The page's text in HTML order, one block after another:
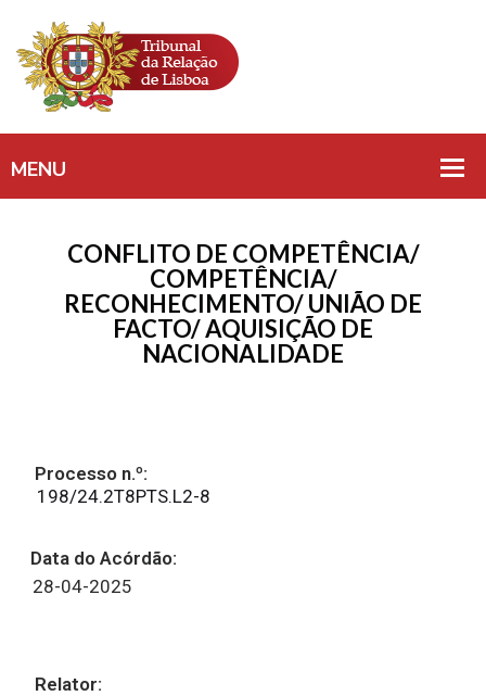
CONFLITO DE COMPETÊNCIA/
COMPETÊNCIA/
RECONHECIMENTO/ UNIÃO DE
FACTO/ AQUISIÇÃO DE
NACIONALIDADE
Processo n.º:
198/24.2T8PTS.L2-8
Data do Acórdão:
28-04-2025
Relator: